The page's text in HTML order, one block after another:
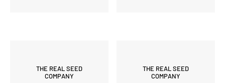
THE REAL SEED
COMPANY
THE REAL SEED
COMPANY